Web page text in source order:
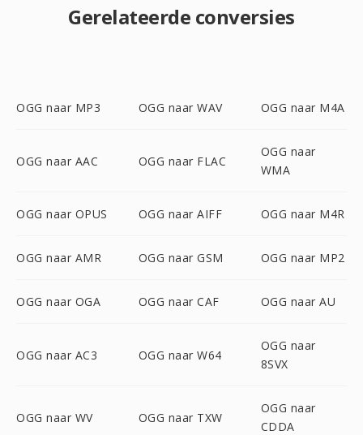
Gerelateerde conversies
OGG naar MP3 OGG naar WAV OGG naar M4A
OGG naar AAC OGG naar FLAC
OGG naar
WMA
OGG naar OPUS OGG naar AIFF OGG naar M4R
OGG naar AMR OGG naar GSM OGG naar MP2
OGG naar OGA OGG naar CAF OGG naar AU
OGG naar AC3 OGG naar W64
OGG naar
8SVX
OGG naar WV OGG naar TXW
OGG naar
CDDA